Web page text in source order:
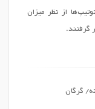
از نظر میزان
گرفتند.
گرگان